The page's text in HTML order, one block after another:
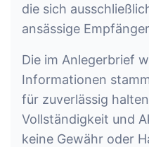
die sich
ansässige
Die im Anlegerbrief
Informationen
für zuverlässig
Vollständigkeit und
keine Gewähr oder